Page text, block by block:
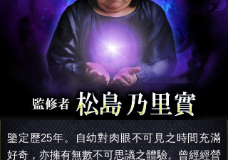
鑒定歷25年。自幼對肉眼不可見之時間充滿
好奇，亦擁有無數不可思議之體驗。曾經經營